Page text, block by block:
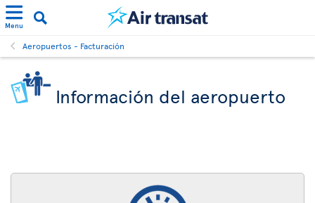
Menu
Aeropuertos - Facturación
Información del aeropuerto